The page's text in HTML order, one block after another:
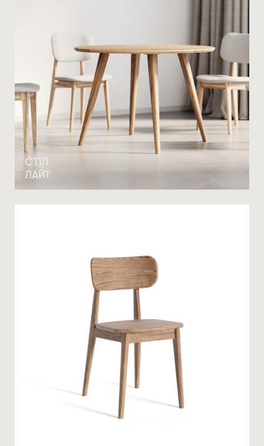
СТІЛ
ЛАЙТ